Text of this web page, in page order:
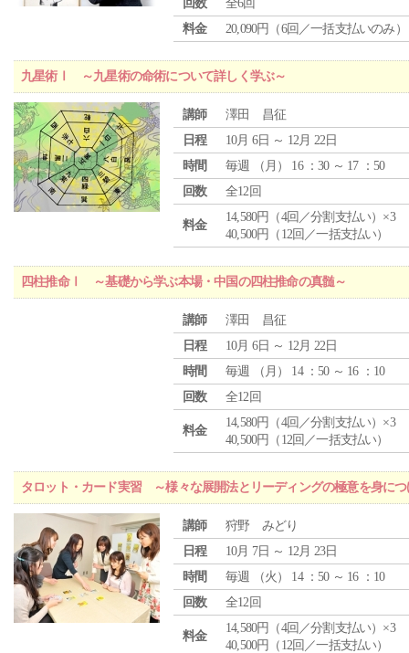
回数
全6回
料金
20,090円（6回／一括支払いのみ）
九星術Ⅰ ～九星術の命術について詳しく学ぶ～
講師
澤田 昌征
日程
10月 6日 ～ 12月 22日
時間
毎週 （ 月 ） 16 ：30 ～ 17 ：50
回数
全12回
料金
14,580円（4回／分割支払い）×3
40,500円（12回／一括支払い）
四柱推命Ⅰ ～基礎から学ぶ本場・中国の四柱推命の真髄～
講師
澤田 昌征
日程
10月 6日 ～ 12月 22日
時間
毎週 （ 月 ） 14 ：50 ～ 16 ：10
回数
全12回
料金
14,580円（4回／分割支払い）×3
40,500円（12回／一括支払い）
タロット・カード実習 ～様々な展開法とリーディングの極意を身につ
講師
狩野 みどり
日程
10月 7日 ～ 12月 23日
時間
毎週 （火 ） 14 ：50 ～ 16 ：10
回数
全12回
料金
14,580円（4回／分割支払い）×3
40,500円（12回／一括支払い）